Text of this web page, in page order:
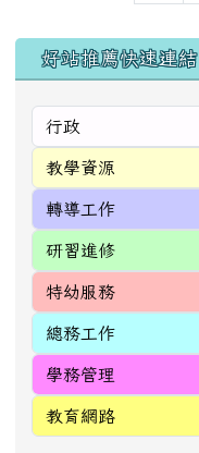
左邊區域內容
好站推薦快速連結